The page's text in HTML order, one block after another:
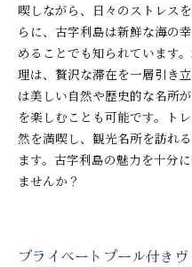
喫しながら、日々のストレス
らに、古字利島は新鮮な海の
めることでも知られています
理は、贅沢な滞在を一層引き
は美しい自然や歴史的な名所
を楽しむことも可能です。ト
然を満喫し、観光名所を訪れ
ます。古字利島の魅力を十分
ませんか？
プライベートプール付き